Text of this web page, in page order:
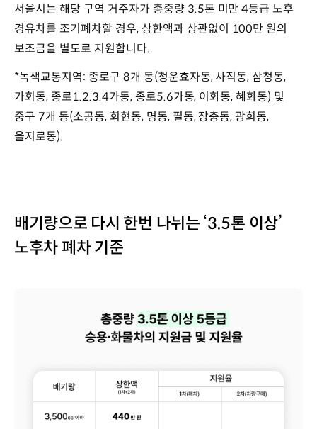
서울시는 해당 구역 거주자가 총중량 3.5톤 미만 4등급 노후
경유차를 조기폐차할 경우, 상한액과 상관없이 100만 원의
보조금을 별도로 지원합니다.
*녹색교통지역: 종로구 8개 동(청운효자동, 사직동, 삼청동,
가회동, 종로1.2.3.4가동, 종로5.6가동, 이화동, 혜화동) 및
중구 7개 동(소공동, 회현동, 명동, 필동, 장충동, 광희동,
을지로동).
배기량으로 다시 한번 나뉘는 ‘3.5톤 이상’
노후차 폐차 기준